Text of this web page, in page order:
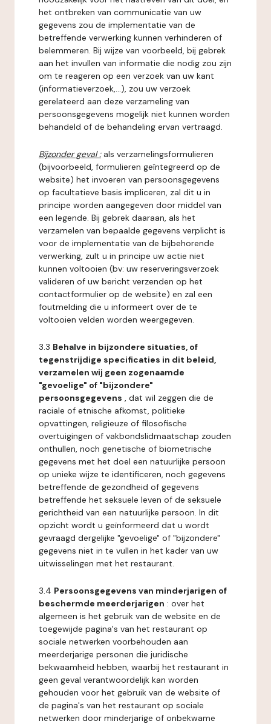
het ontbreken van communicatie van uw
gegevens zou de implementatie van de
betreffende verwerking kunnen verhinderen of
belemmeren. Bij wijze van voorbeeld, bij gebrek
aan het invullen van informatie die nodig zou zijn
om te reageren op een verzoek van uw kant
(informatieverzoek,...), zou uw verzoek
gerelateerd aan deze verzameling van
persoonsgegevens mogelijk niet kunnen worden
behandeld of de behandeling ervan vertraagd.
Bijzonder geval : als verzamelingsformulieren
(bijvoorbeeld, formulieren geïntegreerd op de
website) het invoeren van persoonsgegevens
op facultatieve basis impliceren, zal dit u in
principe worden aangegeven door middel van
een legende. Bij gebrek daaraan, als het
verzamelen van bepaalde gegevens verplicht is
voor de implementatie van de bijbehorende
verwerking, zult u in principe uw actie niet
kunnen voltooien (bv: uw reserveringsverzoek
valideren of uw bericht verzenden op het
contactformulier op de website) en zal een
foutmelding die u informeert over de te
voltooien velden worden weergegeven.
3.3 Behalve in bijzondere situaties, of
tegenstrijdige specificaties in dit beleid,
verzamelen wij geen zogenaamde
"gevoelige" of "bijzondere"
persoonsgegevens , dat wil zeggen die de
raciale of etnische afkomst, politieke
opvattingen, religieuze of filosofische
overtuigingen of vakbondslidmaatschap zouden
onthullen, noch genetische of biometrische
gegevens met het doel een natuurlijke persoon
op unieke wijze te identificeren, noch gegevens
betreffende de gezondheid of gegevens
betreffende het seksuele leven of de seksuele
gerichtheid van een natuurlijke persoon. In dit
opzicht wordt u geïnformeerd dat u wordt
gevraagd dergelijke "gevoelige" of "bijzondere"
gegevens niet in te vullen in het kader van uw
uitwisselingen met het restaurant.
3.4 Persoonsgegevens van minderjarigen of
beschermde meerderjarigen : over het
algemeen is het gebruik van de website en de
toegewijde pagina's van het restaurant op
sociale netwerken voorbehouden aan
meerderjarige personen die juridische
bekwaamheid hebben, waarbij het restaurant in
geen geval verantwoordelijk kan worden
gehouden voor het gebruik van de website of
de pagina's van het restaurant op sociale
netwerken door minderjarige of onbekwame